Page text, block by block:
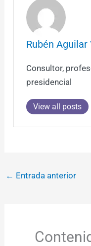
Rubén
Consultor,
presidencial
View all posts
← Entrada anterior